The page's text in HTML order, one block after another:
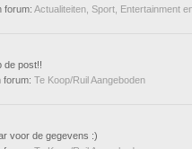
forum:Actualiteiten, Sport, Entertainment
de post!!
forum:Te Koop/Ruil Aangeboden
voor de gegevens :)